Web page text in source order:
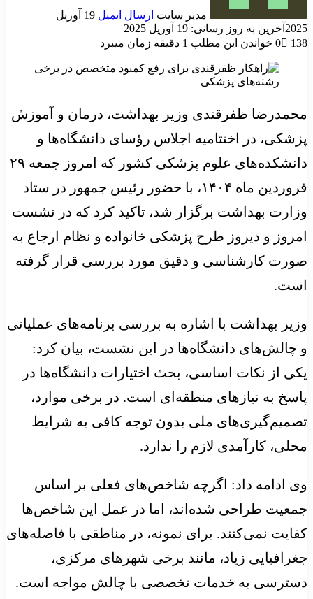
مدیر سایت ارسال ایمیل
19 آوریل
2025 آخرین به روز رسانی: 19 آوریل 2025
0
138 خواندن این مطلب 1 دقیقه زمان میبرد
محمدرضا ظفرقندی وزیر بهداشت، درمان و آموزش
پزشکی، در اختتامیه اجلاس رؤسای دانشگاه‌ها و
دانشکده‌های علوم پزشکی کشور که امروز جمعه ۲۹
فروردین ماه ۱۴۰۴، با حضور رئیس جمهور در ستاد
وزارت بهداشت برگزار شد، تاکید کرد که در نشست
امروز و دیروز طرح پزشکی خانواده و نظام ارجاع به
صورت کارشناسی و دقیق مورد بررسی قرار گرفته
است.
وزیر بهداشت با اشاره به بررسی برنامه‌های عملیاتی
و چالش‌های دانشگاه‌ها در این نشست، بیان کرد:
یکی از نکات اساسی، بحث اختیارات دانشگاه‌ها در
پاسخ به نیازهای منطقه‌ای است. در برخی موارد،
تصمیم‌گیری‌های ملی بدون توجه کافی به شرایط
محلی، کارآمدی لازم را ندارد.
وی ادامه داد: اگرچه شاخص‌های فعلی بر اساس
جمعیت طراحی شده‌اند، اما در عمل این شاخص‌ها
کفایت نمی‌کنند. برای نمونه، در مناطقی با فاصله‌های
جغرافیایی زیاد، مانند برخی شهرهای مرکزی،
دسترسی به خدمات تخصصی با چالش مواجه است.